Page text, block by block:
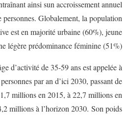
ainsi sun accroissement annuel
Globalement, la population
est en majorité urbaine (60%), jeune
légère prédominance féminine (51%).
d’activité de 35-59 ans est appelée à
par an d’ici 2030, passant de
millions en 2015, à 22,7 millions en
millions à l’horizon 2030. Son poids